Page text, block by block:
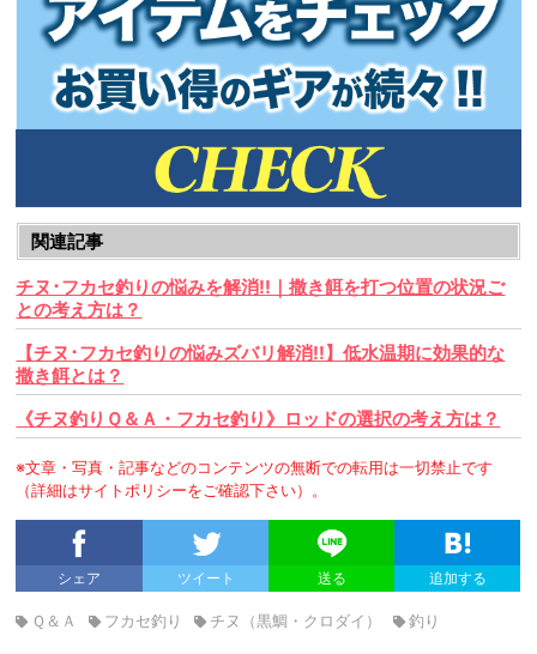
関連記事
チヌ･フカセ釣りの悩みを解消!!｜撒き餌を打つ位置の状況ご
との考え方は？
【チヌ･フカセ釣りの悩みズバリ解消!!】低水温期に効果的な
撒き餌とは？
《チヌ釣りＱ＆Ａ・フカセ釣り》ロッドの選択の考え方は？
※文章・写真・記事などのコンテンツの無断での転用は一切禁止です
（詳細はサイトポリシーをご確認下さい）。
シェア ツイート 送る 追加する
Ｑ＆Ａ フカセ釣り チヌ（黒鯛・クロダイ） 釣り